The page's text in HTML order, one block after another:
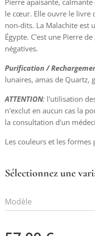
Pierre apaisante,
le cœur. Elle ouvre le livre
non-dits. La Malachite est
Égypte. C'est une Pierre
négatives.
Purification /
lunaires, amas de Quartz,
ATTENTION: l'utilisation
n'exclut en aucun cas la
la consultation d'un
Les couleurs et les
Sélectionnez une
Modèle